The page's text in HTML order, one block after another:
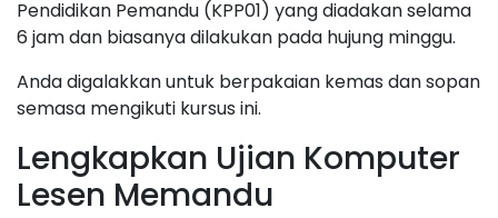
Pendidikan Pemandu (KPP01) yang diadakan selama
6 jam dan biasanya dilakukan pada hujung minggu.
Anda digalakkan untuk berpakaian kemas dan sopan
semasa mengikuti kursus ini.
Lengkapkan Ujian Komputer
Lesen Memandu